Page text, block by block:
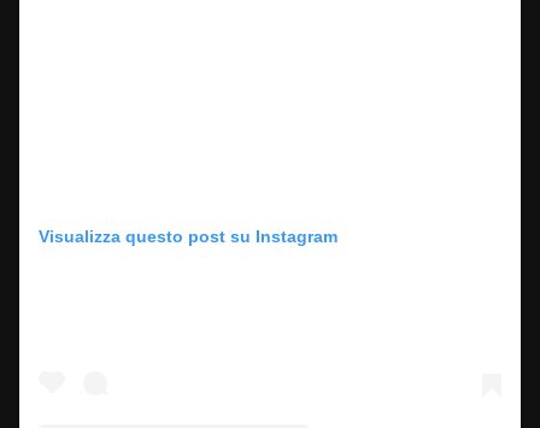
Visualizza questo post su Instagram